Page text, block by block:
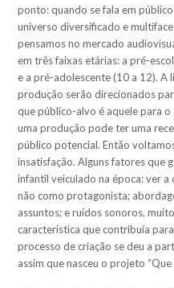
ponto: quando se fala em
universo diversificado e
pensamos no mercado
em três faixas etárias: a pré-
e a pré-adolescente (10 a 12). A
produção serão direcionados
que público-alvo é aquele para o
uma produção pode ter uma
público potencial. Então
insatisfação. Alguns fatores que
infantil veiculado na época: ver
não como protagonista;
assuntos; e ruídos sonoros,
característica que contribuía
processo de criação se deu a
assim que nasceu o projeto